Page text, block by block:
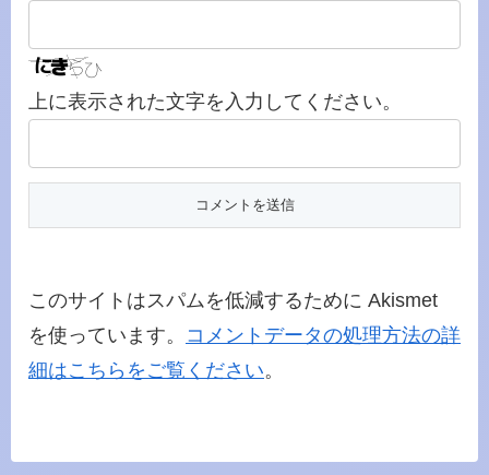
上に表示された文字を入力してください。
このサイトはスパムを低減するために Akismet
を使っています。 コメントデータの処理方法の詳
細はこちらをご覧ください。